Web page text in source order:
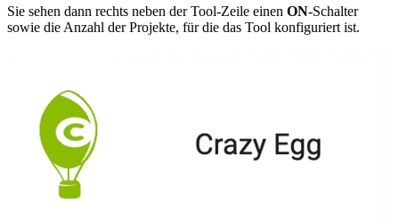
Sie sehen dann rechts neben der Tool-Zeile einen ON-Schalter
sowie die Anzahl der Projekte, für die das Tool konfiguriert ist.